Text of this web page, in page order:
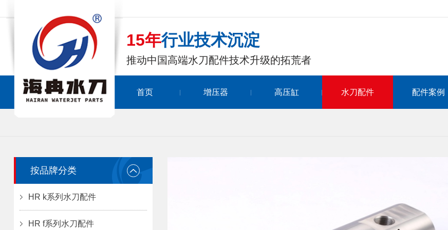
15年行业技术沉淀
推动中国高端水刀配件技术升级的拓荒者
首页 增压器 高压缸 水刀配件 配件案例
按品牌分类
HR k系列水刀配件
HR f系列水刀配件